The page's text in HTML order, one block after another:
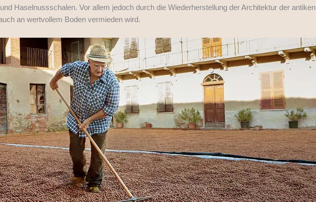
Haselnussschalen. Vor allem jedoch durch die Wiederherstellung der Architektur der antiken
an wertvollem Boden vermieden wird.